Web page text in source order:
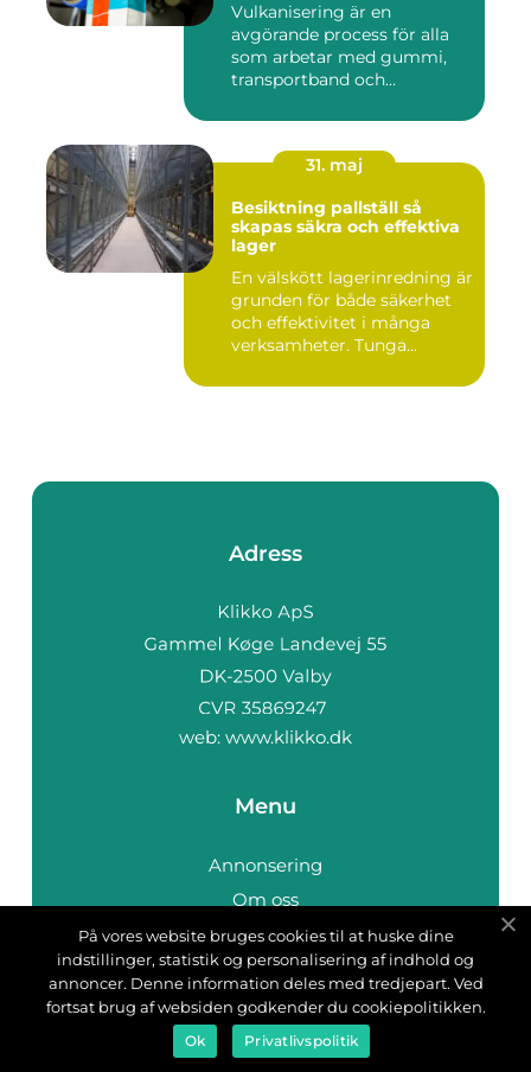
Vulkanisering är en
avgörande process för alla
som arbetar med gummi,
transportband och
31. maj
Besiktning pallställ så
skapas säkra och effektiva
lager
En välskött lagerinredning är
grunden för både säkerhet
och effektivitet i många
verksamheter. Tunga...
Adress
web: www.klikko.dk
Menu
Annonsering
Om oss
Cookies
Kontakta oss
Sitemap
På vores website bruges cookies til at huske dine
indstillinger, statistik og personalisering af indhold og
annoncer. Denne information deles med tredjepart. Ved
fortsat brug af websiden godkender du cookiepolitikken.
Ok Privatlivspolitik